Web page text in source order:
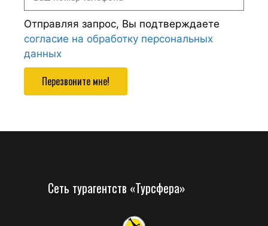
Отправляя запрос, Вы подтверждаете
согласие на обработку персональных
данных
Перезвоните мне!
Сеть турагентств «Турсфера»